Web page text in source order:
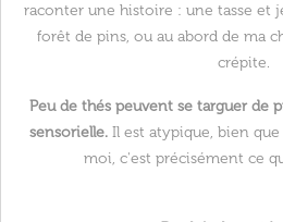
raconter une histoire : une tasse et
forêt de pins, ou au abord de ma
crépite.
Peu de thés peuvent se targuer de
sensorielle. Il est atypique, bien
moi, c'est précisément ce